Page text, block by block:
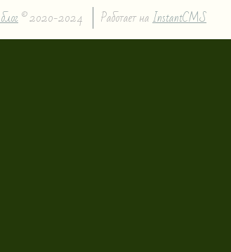
Работает наInstantCMS
© 2020-2024